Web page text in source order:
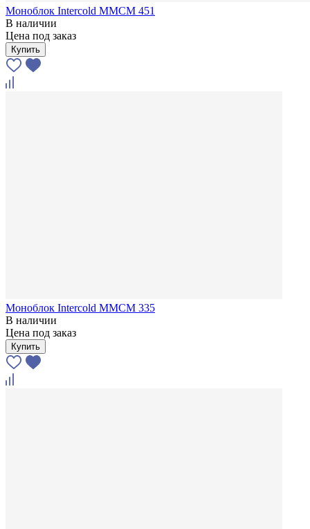
Моноблок Intercold MMCM 451
В наличии
Цена под заказ
Купить
Моноблок Intercold MMCM 335
В наличии
Цена под заказ
Купить